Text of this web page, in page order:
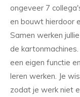
ongeveer 7
en bouwt hierdoor
Samen werken
de
een eigen functie
leren werken. Je
zodat je werk niet